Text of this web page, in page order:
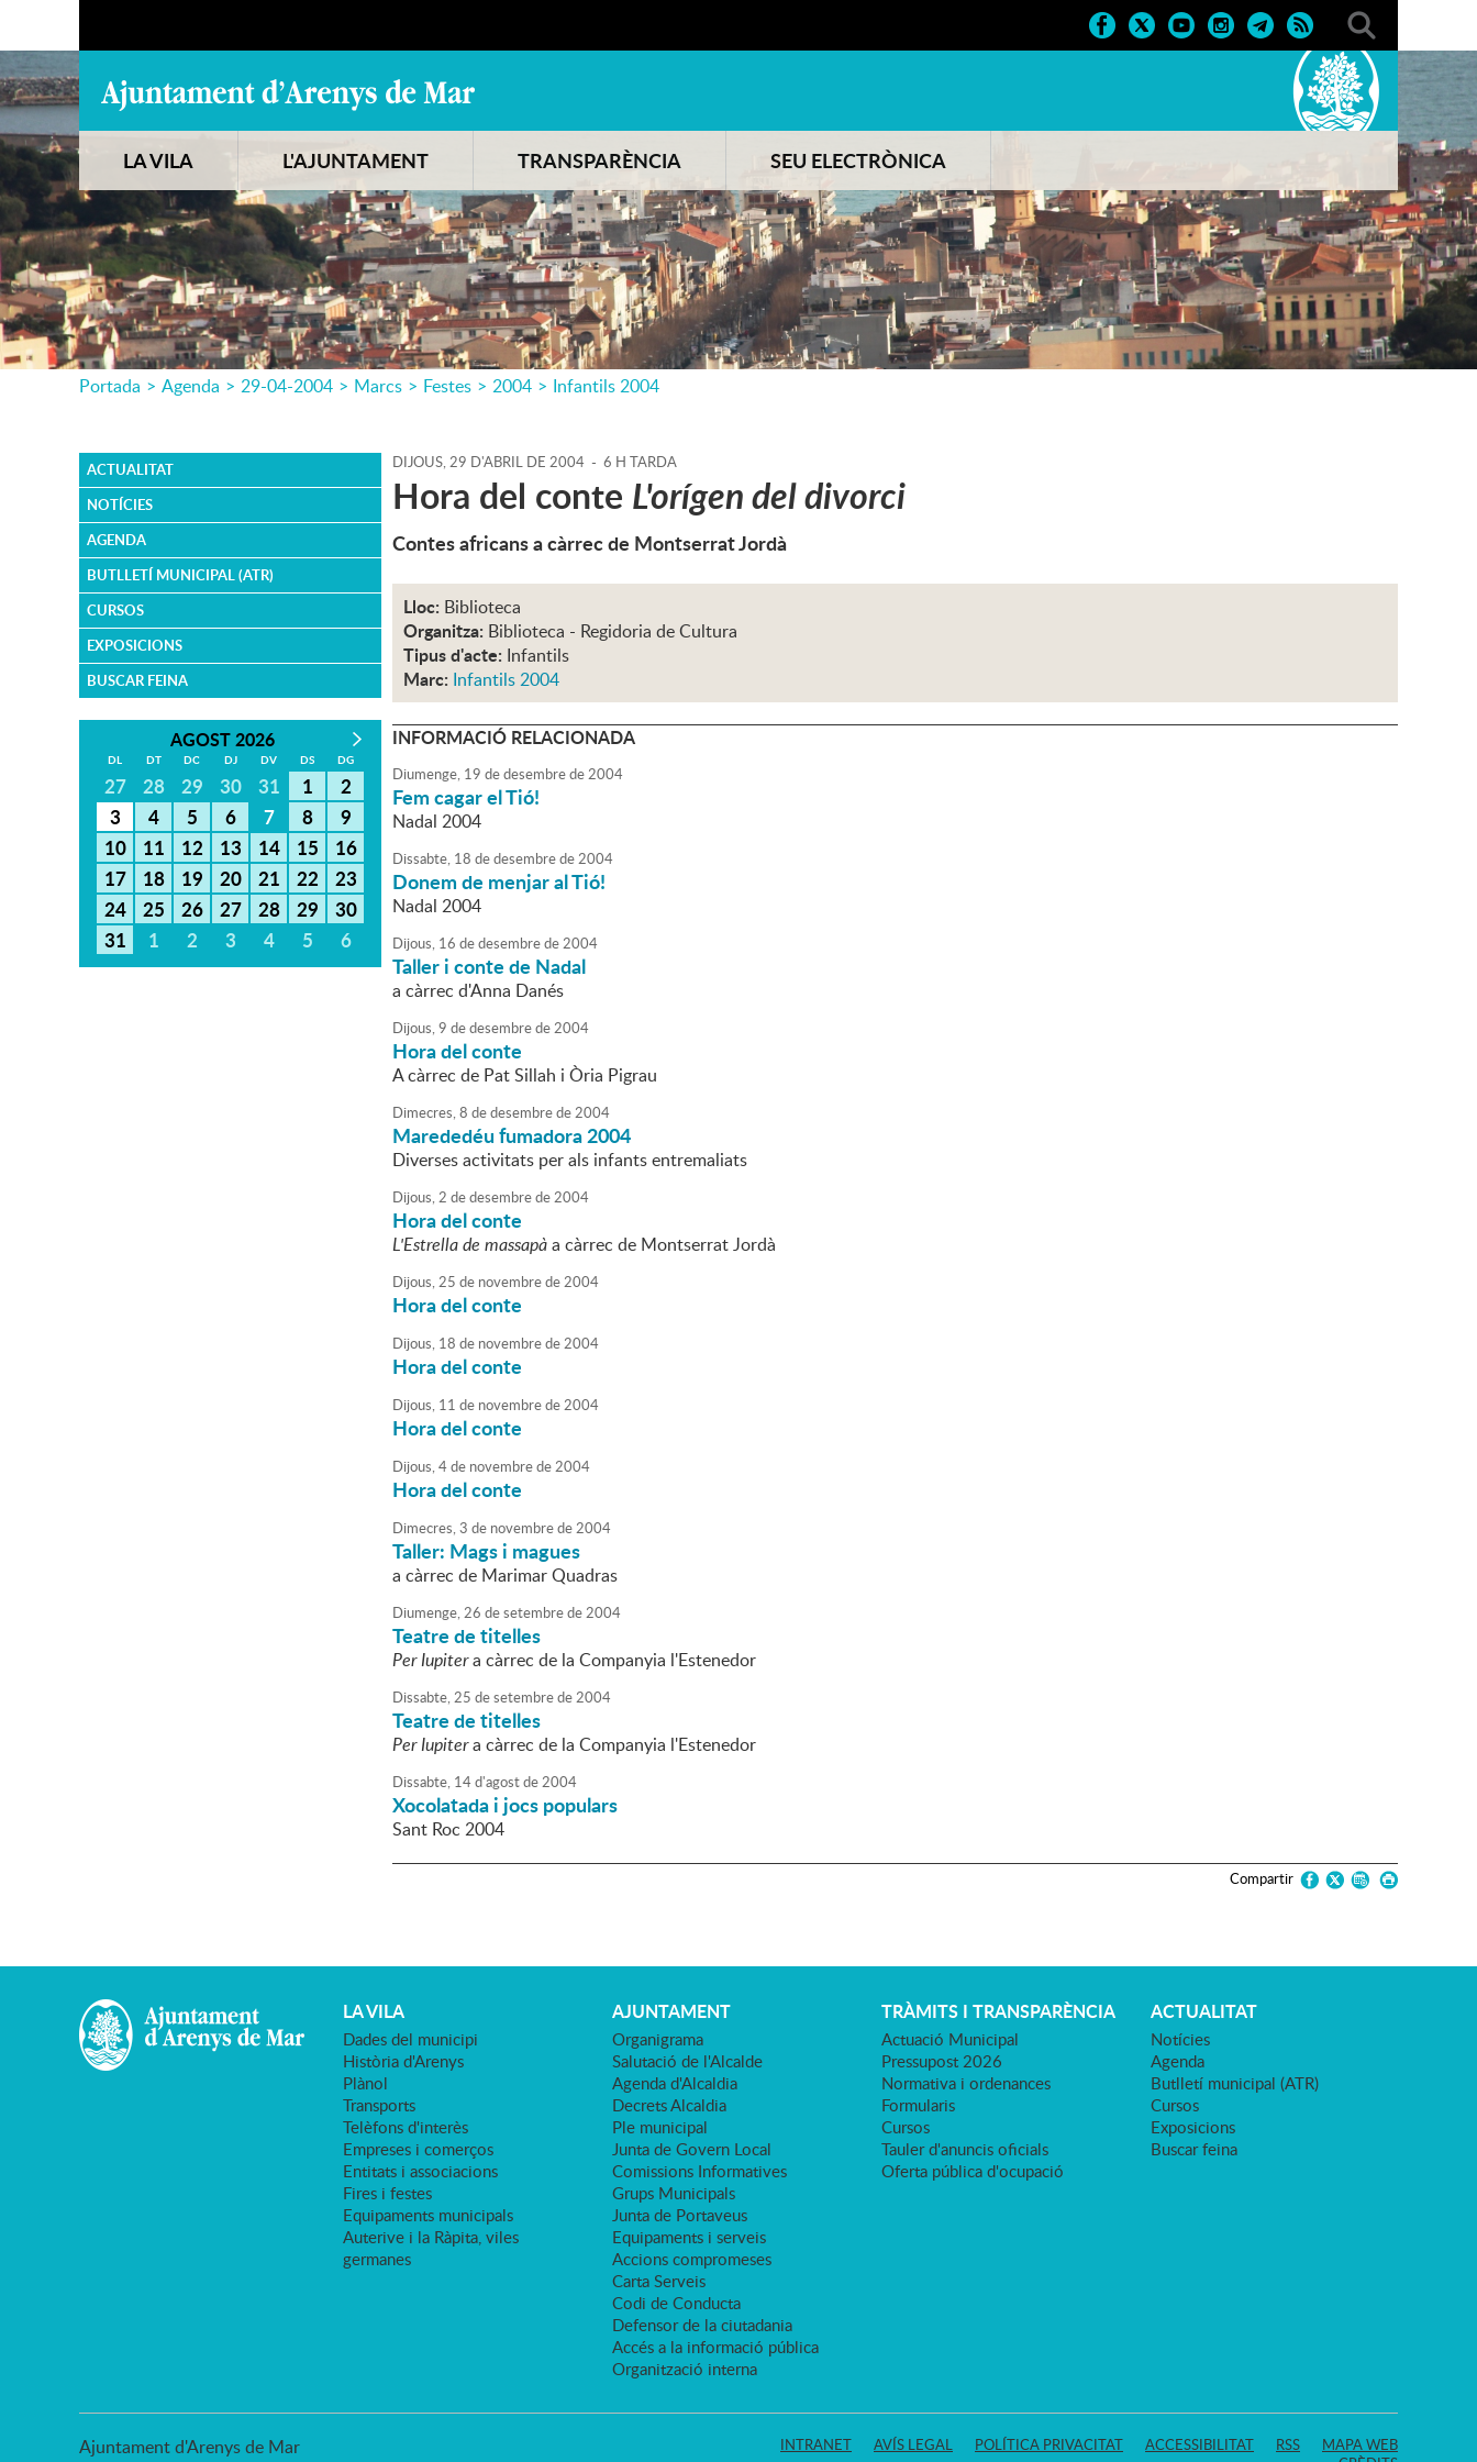
LA VILA L'AJUNTAMENT TRANSPARÈNCIA SEU ELECTRÒNICA
Portada > Agenda > 29-04-2004 > Marcs > Festes > 2004 > Infantils 2004
ACTUALITAT
NOTÍCIES
AGENDA
BUTLLETÍ MUNICIPAL (ATR)
CURSOS
EXPOSICIONS
BUSCAR FEINA
AGOST 2026
DL DT DC DJ DV DS DG
27 28 29 30 31 1
2
3
4 5 6 7 8
9
10
11 12 13 14 15
16
17
18 19 20 21 22
23
24
25 26 27 28 29
30
31
1 2 3 4 5 6
DIJOUS,29 D'ABRIL DE 2004 - 6 H TARDA
Hora del conte L'orígen del divorci
Contes africans a càrrec de Montserrat Jordà
Lloc: Biblioteca
Organitza: Biblioteca - Regidoria de Cultura
Tipus d'acte: Infantils
Marc: Infantils 2004
INFORMACIÓ RELACIONADA
Diumenge, 19 dedesembrede2004
Fem cagar el Tió!
Nadal 2004
Dissabte, 18 dedesembrede2004
Donem de menjar al Tió!
Nadal 2004
Dijous, 16 dedesembrede2004
Taller i conte de Nadal
a càrrec d'Anna Danés
Dijous,9 dedesembrede2004
Hora del conte
A càrrec de Pat Sillah i Òria Pigrau
Dimecres,8 dedesembrede2004
Marededéu fumadora 2004
Diverses activitats per als infants entremaliats
Dijous,2 dedesembrede2004
Hora del conte
L'Estrella de massapàa càrrec de Montserrat Jordà
Dijous,25 de novembrede2004
Hora del conte
Dijous, 18 de novembrede2004
Hora del conte
Dijous, 11 de novembrede2004
Hora del conte
Dijous,4de novembrede2004
Hora del conte
Dimecres,3 de novembrede2004
Taller: Mags i magues
a càrrec de Marimar Quadras
Diumenge,26 desetembrede2004
Teatre de titelles
Per Iupitera càrrec de la Companyia l'Estenedor
Dissabte,25 desetembrede2004
Teatre de titelles
Per Iupitera càrrec de la Companyia l'Estenedor
Dissabte, 14d'agostde2004
Xocolatada i jocs populars
Sant Roc 2004
Compartir
LA VILA
Dades del municipi
Història d'Arenys
Plànol
Transports
Telèfons d'interès
Empreses i comerços
Entitats i associacions
Fires i festes
Equipaments municipals
Auterive i la Ràpita, viles
germanes
AJUNTAMENT
Organigrama
Salutació de l'Alcalde
Agenda d'Alcaldia
Decrets Alcaldia
Ple municipal
Junta de Govern Local
Comissions Informatives
Grups Municipals
Junta de Portaveus
Equipaments i serveis
Accions compromeses
Carta Serveis
Codi de Conducta
Defensor de la ciutadania
Accés a la informació pública
Organització interna
TRÀMITS I TRANSPARÈNCIA
Actuació Municipal
Pressupost 2026
Normativa i ordenances
Formularis
Cursos
Tauler d'anuncis oficials
Oferta pública d'ocupació
ACTUALITAT
Notícies
Agenda
Butlletí municipal (ATR)
Cursos
Exposicions
Buscar feina
Ajuntament d'Arenys de Mar
INTRANET AVÍS LEGAL POLÍTICA PRIVACITAT ACCESSIBILITAT RSS
MAPA WEB